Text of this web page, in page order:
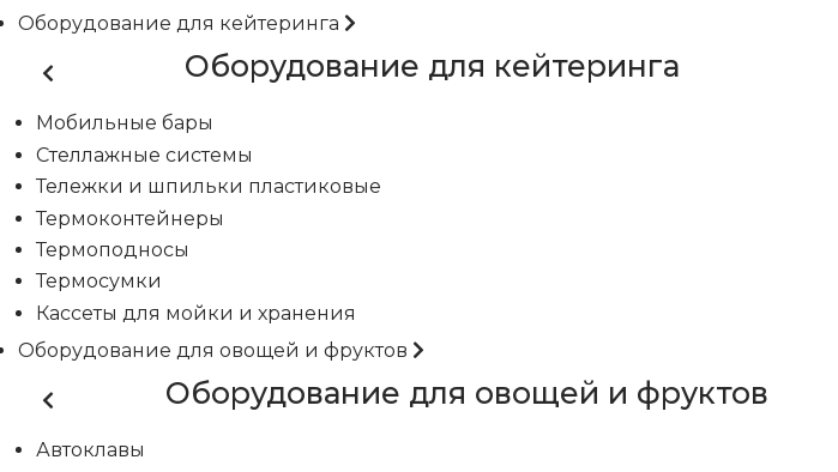
Оборудование для кейтеринга
Оборудование для кейтеринга
Мобильные бары
Стеллажные системы
Тележки и шпильки пластиковые
Термоконтейнеры
Термоподносы
Термосумки
Кассеты для мойки и хранения
Оборудование для овощей и фруктов
Оборудование для овощей и фруктов
Автоклавы